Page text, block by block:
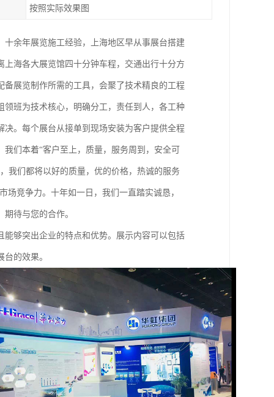
按照实际效果图
十余年展览施工经验，上海地区早从事展台搭建
海各大展览馆四十分钟车程，交通出行十分方
展览制作所需的工具，会聚了技术精良的工程
班为技术核心，明确分工，责任到人，各工种
。每个展台从接单到现场安装为客户提供全程
们本着“客户至上，质量，服务周到，安全可
我们都将以好的质量，优的价格，热诚的服务
竞争力。十年如一日，我们一直踏实诚恳，
待与您的合作。
够突出企业的特点和优势。展示内容可以包括
的效果。